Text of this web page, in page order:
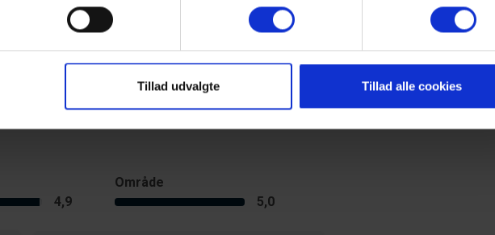
Tillad udvalgte Tillad alle cookies
og kort afstand
til både strand og by – perfekt til
4,9
Område
5,0